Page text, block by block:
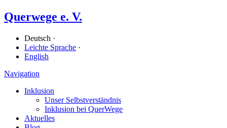
Querwege e. V.
Deutsch ·
Leichte Sprache ·
English
Navigation
Inklusion
Unser Selbstverständnis
Inklusion bei QuerWege
Aktuelles